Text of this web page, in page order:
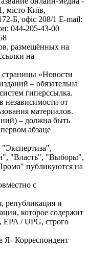
місто Київ,
Б, офіс 208/1 E-mail:
044-205-43-00
размещённых на
на
«Новости
– обязательна
гиперссылка.
независимости от
материалов.
– должна быть
абзаце
"Власть", "Выборы",
публикуются на
с
републикация и
которое содержит
/ UPG, строго
Я- Корреспондент